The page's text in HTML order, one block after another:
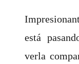
está
verla